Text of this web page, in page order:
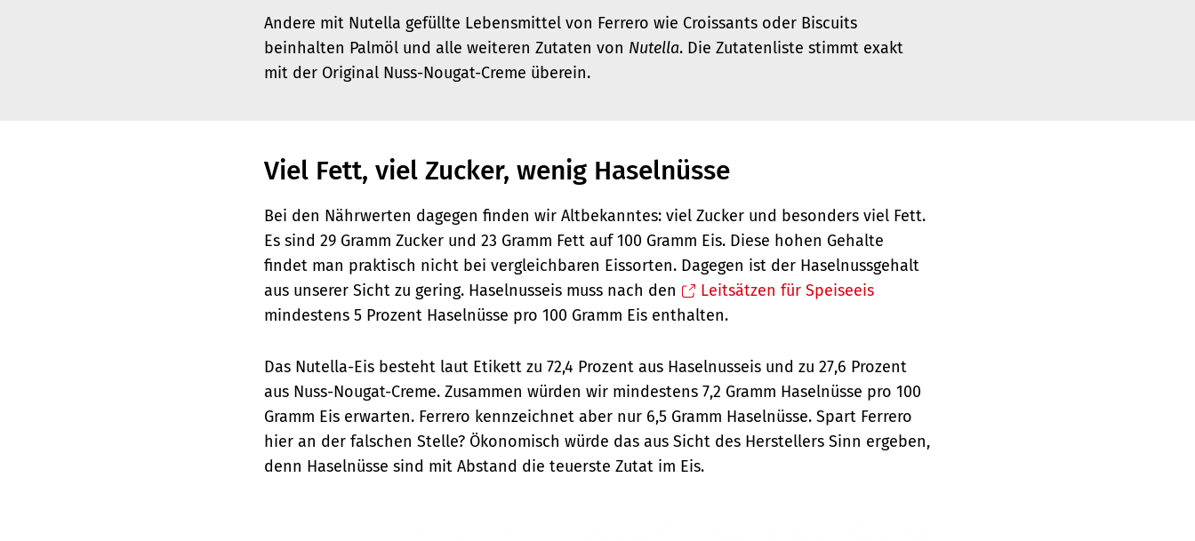
Andere mit Nutella gefüllte Lebensmittel von Ferrero wie Croissants oder Biscuits
beinhalten Palmöl und alle weiteren Zutaten von Nutella. Die Zutatenliste stimmt exakt
mit der Original Nuss-Nougat-Creme überein.
Viel Fett, viel Zucker, wenig Haselnüsse
Bei den Nährwerten dagegen finden wir Altbekanntes: viel Zucker und besonders viel Fett.
Es sind 29 Gramm Zucker und 23 Gramm Fett auf 100 Gramm Eis. Diese hohen Gehalte
findet man praktisch nicht bei vergleichbaren Eissorten. Dagegen ist der Haselnussgehalt
aus unserer Sicht zu gering. Haselnusseis muss nach den
Leitsätzen für Speiseeis
mindestens 5 Prozent Haselnüsse pro 100 Gramm Eis enthalten.
Das Nutella-Eis besteht laut Etikett zu 72,4 Prozent aus Haselnusseis und zu 27,6 Prozent
aus Nuss-Nougat-Creme. Zusammen würden wir mindestens 7,2 Gramm Haselnüsse pro 100
Gramm Eis erwarten. Ferrero kennzeichnet aber nur 6,5 Gramm Haselnüsse. Spart Ferrero
hier an der falschen Stelle? Ökonomisch würde das aus Sicht des Herstellers Sinn ergeben,
denn Haselnüsse sind mit Abstand die teuerste Zutat im Eis.